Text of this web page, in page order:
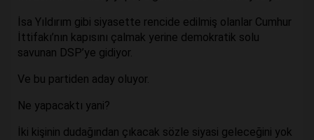
İsa Yıldırım gibi siyasette rencide edilmiş olanlar Cumhur
İttifakı’nın kapısını çalmak yerine demokratik solu
savunan DSP’ye gidiyor.
Ve bu partiden aday oluyor.
Ne yapacaktı yani?
İki kişinin dudağından çıkacak sözle siyasi geleceğini yok